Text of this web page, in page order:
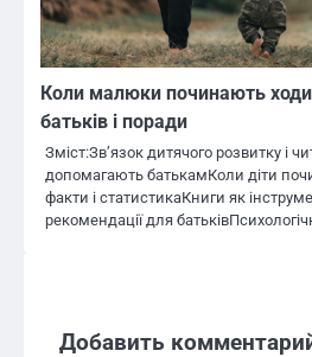
Коли малюки починають
батьків і поради
Зміст:Зв’язок дитячого розвитку і
допомагають батькамКоли діти
факти і статистикаКниги як
рекомендації для
Добавить